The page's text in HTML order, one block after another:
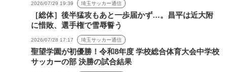
2026/07/29 19:39 埼玉サッカー通信
［総体］後半猛攻もあと一歩届かず…。昌平は近大附
に惜敗、選手権で雪辱誓う
2026/07/28 17:17 埼玉サッカー通信
聖望学園が初優勝！令和8年度 学校総合体育大会中学校
サッカーの部 決勝の試合結果